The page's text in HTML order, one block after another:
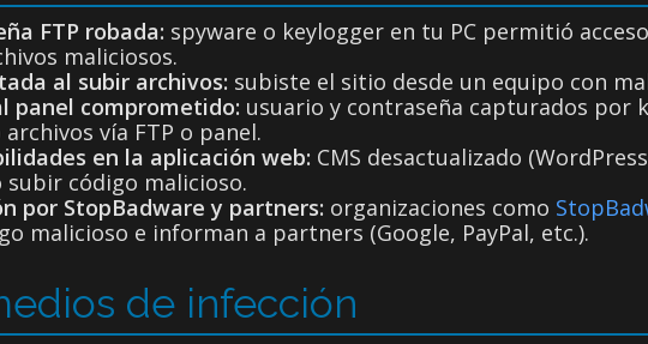
FTP robada: spyware o keylogger en tu PC permitió
maliciosos.
al subir archivos: subiste el sitio desde un equipo con
panel comprometido: usuario y contraseña capturados por
vía FTP o panel.
en la aplicación web: CMS desactualizado
código malicioso.
por StopBadware y partners: organizaciones como
malicioso e informan a partners (Google, PayPal, etc.).
de infección